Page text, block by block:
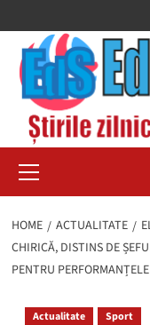
to
content
Menu
HOME ACTUALITATE
CHIRICĂ, DISTINS DE
PENTRU
Actualitate Sport